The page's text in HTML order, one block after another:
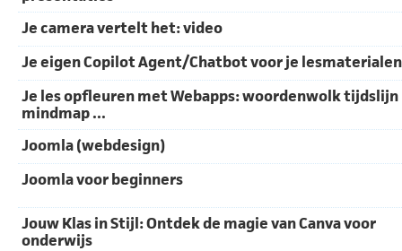
Je camera vertelt het: video
Je eigen Copilot Agent/Chatbot voor je lesmaterialen
Je les opfleuren met Webapps: woordenwolk tijdslijn
mindmap ...
Joomla (webdesign)
Joomla voor beginners
Jouw Klas in Stijl: Ontdek de magie van Canva voor
onderwijs